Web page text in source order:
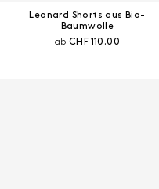
Leonard Shorts aus Bio-
Baumwolle
abAktueller Preis:
CHF 110.00